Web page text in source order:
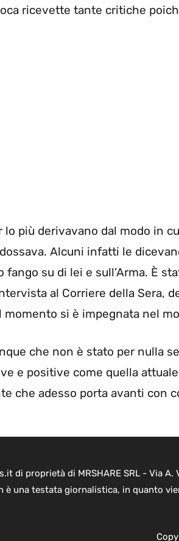
ricevette tante critiche
lo più derivavano dal modo in
Alcuni infatti le
fango su di lei e sull’Arma. È
al Corriere della Sera,
momento si è impegnata nel
che non è stato per nulla
e positive come quella
che adesso porta avanti con
di proprietà di MRSHARE SRL - Via
è una testata giornalistica, in quanto